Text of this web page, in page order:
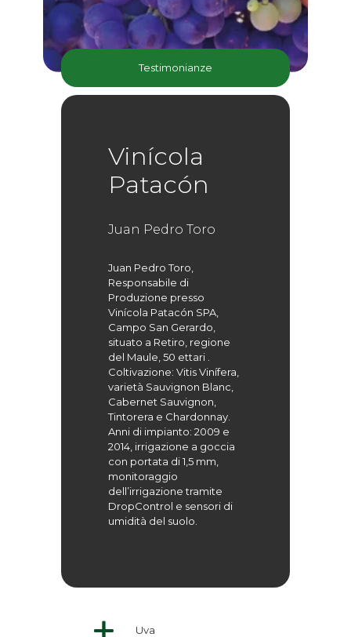
Testimonianze
Vinícola
Patacón
Juan Pedro Toro
Juan Pedro Toro,
Responsabile di
Produzione presso
Vinícola Patacón SPA,
Campo San Gerardo,
situato a Retiro, regione
del Maule, 50 ettari .
Coltivazione: Vitis Vinífera,
varietà Sauvignon Blanc,
Cabernet Sauvignon,
Tintorera e Chardonnay.
Anni di impianto: 2009 e
2014, irrigazione a goccia
con portata di 1,5 mm,
monitoraggio
dell’irrigazione tramite
DropControl e sensori di
umidità del suolo.
Uva